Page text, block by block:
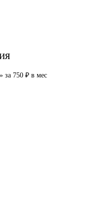
за 750 ₽ в мес